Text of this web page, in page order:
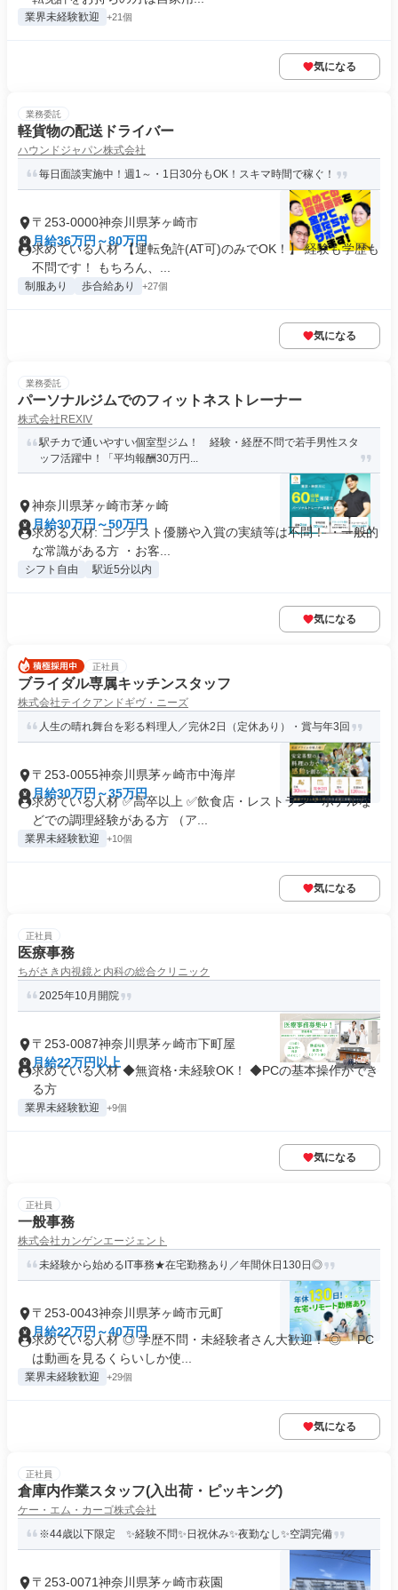
業界未経験歓迎 +21個
気になる
業務委託
軽貨物の配送ドライバー
ハウンドジャパン株式会社
毎日面談実施中！週1～・1日30分もOK！スキマ時間で稼ぐ！
〒253-0000神奈川県茅ヶ崎市
月給36万円～80万円
求めている人材 【運転免許(AT可)のみでOK！】 経験も学歴も
不問です！ もちろん、...
制服あり 歩合給あり +27個
気になる
業務委託
パーソナルジムでのフィットネストレーナー
株式会社REXIV
駅チカで通いやすい個室型ジム！ 経験・経歴不問で若手男性スタ
ッフ活躍中！「平均報酬30万円...
神奈川県茅ヶ崎市茅ヶ崎
月給30万円～50万円
求める人材: コンテスト優勝や入賞の実績等は不問！ ・一般的
な常識がある方 ・お客...
シフト自由 駅近5分以内
気になる
正社員
ブライダル専属キッチンスタッフ
株式会社テイクアンドギヴ・ニーズ
人生の晴れ舞台を彩る料理人／完休2日（定休あり）・賞与年3回
〒253-0055神奈川県茅ヶ崎市中海岸
月給30万円～35万円
求めている人材 ✅高卒以上 ✅飲食店・レストラン・ホテルな
どでの調理経験がある方 （ア...
業界未経験歓迎 +10個
気になる
正社員
医療事務
ちがさき内視鏡と内科の総合クリニック
2025年10月開院
〒253-0087神奈川県茅ヶ崎市下町屋
月給22万円以上
求めている人材 ◆無資格･未経験OK！ ◆PCの基本操作ができ
る方
業界未経験歓迎 +9個
気になる
正社員
一般事務
株式会社カンゲンエージェント
未経験から始めるIT事務★在宅勤務あり／年間休日130日◎
〒253-0043神奈川県茅ヶ崎市元町
月給22万円～40万円
求めている人材 ◎ 学歴不問・未経験者さん大歓迎！ ◎ 「PC
は動画を見るくらいしか使...
業界未経験歓迎 +29個
気になる
正社員
倉庫内作業スタッフ(入出荷・ピッキング)
ケー・エム・カーゴ株式会社
※44歳以下限定 ✨経験不問✨日祝休み✨夜勤なし✨空調完備
〒253-0071神奈川県茅ヶ崎市萩園